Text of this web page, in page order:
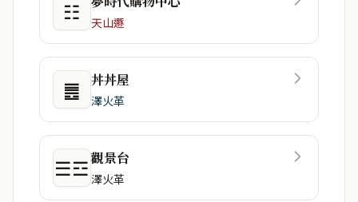
☷ 天山遯
䷌ 丼丼屋
澤火革
☰☲觀景台
澤火革